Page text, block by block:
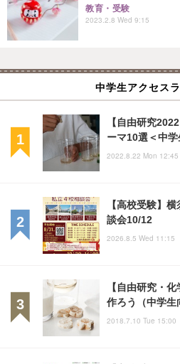
教育・受験
2023.2.8 Wed 9:15
中学生アクセス
【自由研究
ーマ10選＜中学
2022.8.22 Mon 12:45
【高校受験】
談会10/12
2026.8.5 Wed 11:15
【自由研究・
作ろう（中学生
2018.7.10 Tue 15:00